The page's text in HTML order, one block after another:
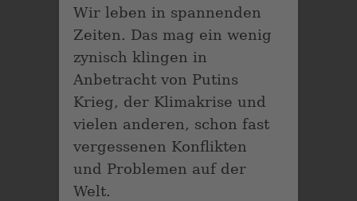
Wir leben in spannenden
Zeiten. Das mag ein wenig
zynisch klingen in
Anbetracht von Putins
Krieg, der Klimakrise und
vielen anderen, schon fast
vergessenen Konflikten
und Problemen auf der
Welt.